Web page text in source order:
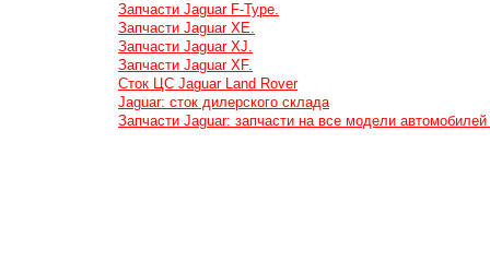
Запчасти Jaguar F-Type.
Запчасти Jaguar XE.
Запчасти Jaguar XJ.
Запчасти Jaguar XF.
Сток ЦС Jaguar Land Rover
Jaguar: сток дилерского склада
Запчасти Jaguar: запчасти на все модели автомобилей